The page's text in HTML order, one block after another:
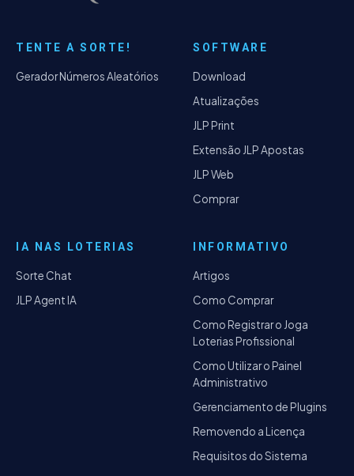
TENTE A SORTE!
Gerador Números Aleatórios
SOFTWARE
Download
Atualizações
JLP Print
Extensão JLP Apostas
JLP Web
Comprar
IA NAS LOTERIAS
Sorte Chat
JLP Agent IA
INFORMATIVO
Artigos
Como Comprar
Como Registrar o Joga
Loterias Profissional
Como Utilizar o Painel
Administrativo
Gerenciamento de Plugins
Removendo a Licença
Requisitos do Sistema